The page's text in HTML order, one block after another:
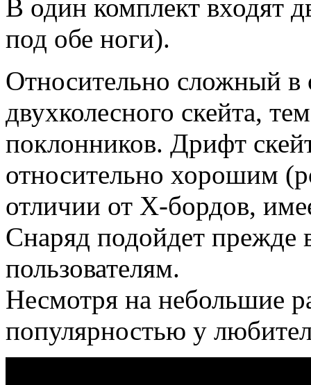
В один комплект входят
под обе ноги).
Относительно сложный в
двухколесного скейта,
поклонников. Дрифт
относительно хорошим
отличии от Х-бордов,
Снаряд подойдет прежде
пользователям.
Несмотря на небольшие
популярностью у